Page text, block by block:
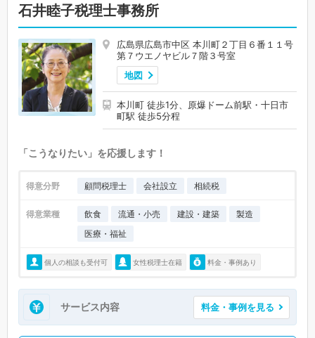
石井睦子税理士事務所
広島県広島市中区 本川町２丁目６番１１号
第７ウエノヤビル７階３号室
地図
本川町 徒歩1分、原爆ドーム前駅・十日市
町駅 徒歩5分程
「こうなりたい」を応援します！
得意分野 顧問税理士 会社設立 相続税
得意業種 飲食 流通・小売 建設・建築
製造
医療・福祉
個人の相談も受付可 女性税理士在籍 料金・事例あり
サービス内容 料金・事例を見る